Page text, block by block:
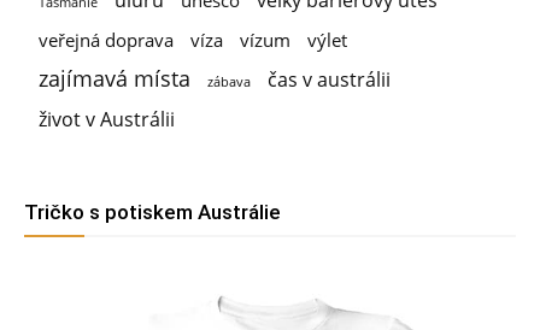
veřejná doprava víza vízum výlet
zajímavá místa zábava
čas v austrálii
život v Austrálii
Tričko s potiskem Austrálie